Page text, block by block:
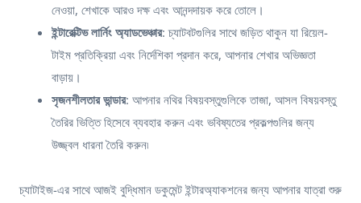
নেওয়া, শেখাকে আরও দক্ষ এবং আনন্দদায়ক করে তোলে।
ইন্টারেক্টিভ লার্নিং অ্যাডভেঞ্চার: চ্যাটবটগুলির সাথে জড়িত থাকুন যা রিয়েল-
টাইম প্রতিক্রিয়া এবং নির্দেশিকা প্রদান করে, আপনার শেখার অভিজ্ঞতা
বাড়ায়।
সৃজনশীলতার ভান্ডার: আপনার নথির বিষয়বস্তুগুলিকে তাজা, আসল বিষয়বস্তু
তৈরির ভিত্তি হিসেবে ব্যবহার করুন এবং ভবিষ্যতের প্রকল্পগুলির জন্য
উজ্জ্বল ধারনা তৈরি করুন৷
চ্যাটাইজ-এর সাথে আজই বুদ্ধিমান ডকুমেন্ট ইন্টারঅ্যাকশনের জন্য আপনার যাত্রা শুরু